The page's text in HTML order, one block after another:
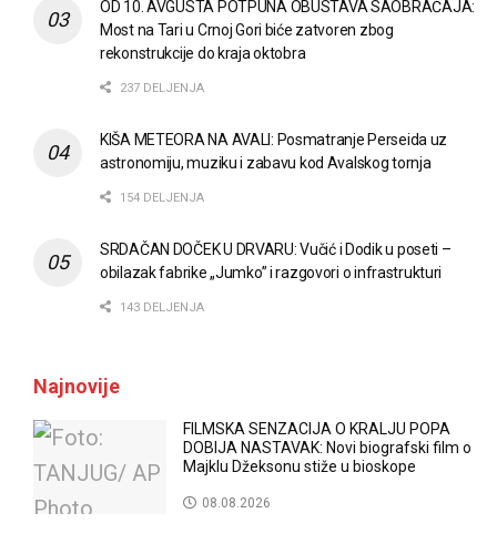
OD 10. AVGUSTA POTPUNA OBUSTAVA SAOBRAĆAJA:
Most na Tari u Crnoj Gori biće zatvoren zbog
rekonstrukcije do kraja oktobra
237 DELJENJA
KIŠA METEORA NA AVALI: Posmatranje Perseida uz
astronomiju, muziku i zabavu kod Avalskog tornja
154 DELJENJA
SRDAČAN DOČEK U DRVARU: Vučić i Dodik u poseti –
obilazak fabrike „Jumko” i razgovori o infrastrukturi
143 DELJENJA
Najnovije
FILMSKA SENZACIJA O KRALJU POPA
DOBIJA NASTAVAK: Novi biografski film o
Majklu Džeksonu stiže u bioskope
08.08.2026